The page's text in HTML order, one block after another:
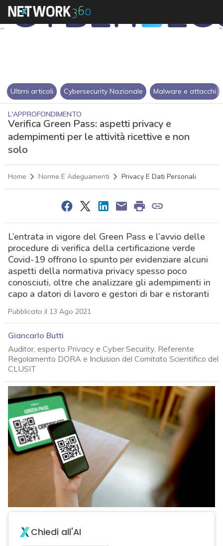
Ultimi articoli Cybersecurity Nazionale Malware e attacchi
L'APPROFONDIMENTO
Verifica Green Pass: aspetti privacy e
adempimenti per le attività ricettive e non
solo
Home Norme E Adeguamenti Privacy E Dati Personali
L’entrata in vigore del Green Pass e l’avvio delle
procedure di verifica della certificazione verde
Covid-19 offrono lo spunto per evidenziare alcuni
aspetti della normativa privacy spesso poco
conosciuti, oltre che analizzare gli adempimenti in
capo a datori di lavoro e gestori di bar e ristoranti
Pubblicato il 13 Ago 2021
Giancarlo Butti
Auditor, esperto Privacy e Cyber Security, Referente
Regolamento DORA e Inclusion del Comitato Scientifico del
CLUSIT
Chiedi all'AI